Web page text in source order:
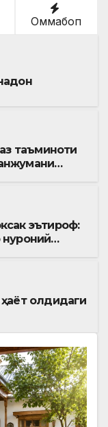
Оммабоп
таъминоти
эътироф:
нуроний
олдидаги